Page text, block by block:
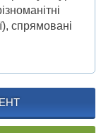
спрямовані